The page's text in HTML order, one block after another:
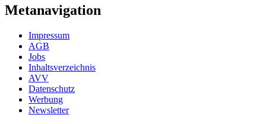
Metanavigation
Impressum
AGB
Jobs
Inhaltsverzeichnis
AVV
Datenschutz
Werbung
Newsletter